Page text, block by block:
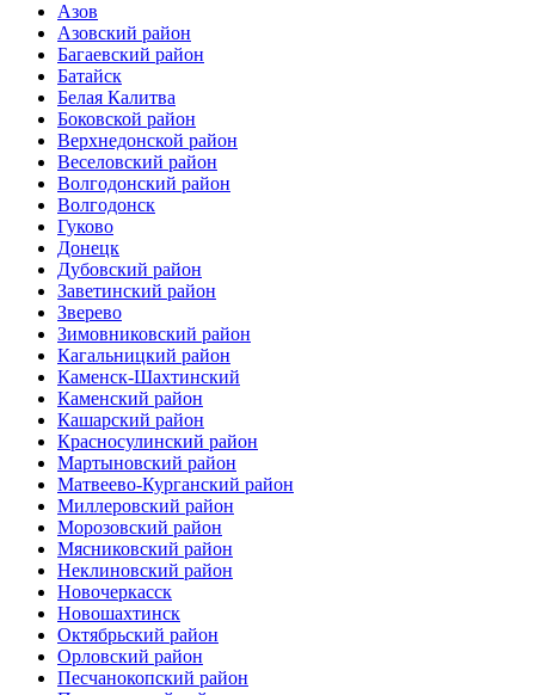
Азов
Азовский район
Багаевский район
Батайск
Белая Калитва
Боковской район
Верхнедонской район
Веселовский район
Волгодонский район
Волгодонск
Гуково
Донецк
Дубовский район
Заветинский район
Зверево
Зимовниковский район
Кагальницкий район
Каменск-Шахтинский
Каменский район
Кашарский район
Красносулинский район
Мартыновский район
Матвеево-Курганский район
Миллеровский район
Морозовский район
Мясниковский район
Неклиновский район
Новочеркасск
Новошахтинск
Октябрьский район
Орловский район
Песчанокопский район